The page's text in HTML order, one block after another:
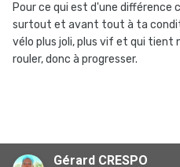
Pour ce qui est d'une différence
surtout et avant tout à ta
vélo plus joli, plus vif et qui tient
rouler, donc à progresser.
Gérard CRESPO